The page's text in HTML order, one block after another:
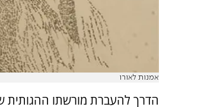
אמנות לאורו
הדרך להעברת מורשתו ההגותית